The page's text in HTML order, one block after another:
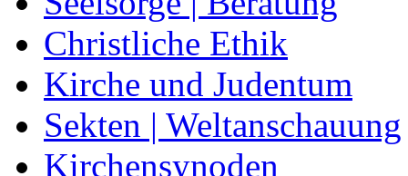
Christliche Ethik
Kirche und Judentum
Sekten | Weltanschauung
Kirchensynoden